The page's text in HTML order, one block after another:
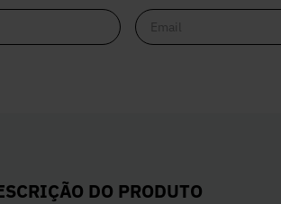
DO PRODUTO